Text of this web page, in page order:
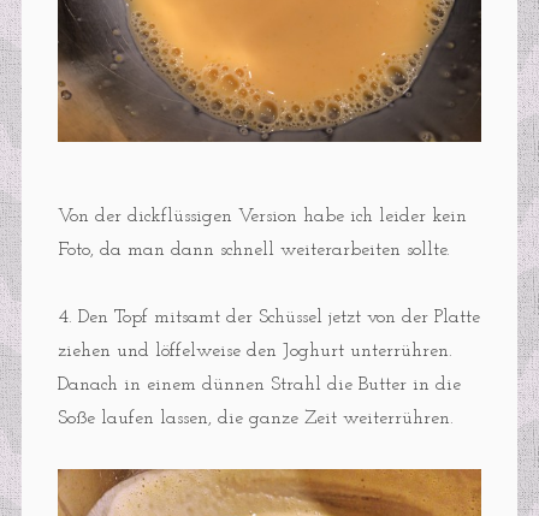
Von der dickflüssigen Version habe ich leider kein
Foto, da man dann schnell weiterarbeiten sollte.
4. Den Topf mitsamt der Schüssel jetzt von der Platte
ziehen und löffelweise den Joghurt unterrühren.
Danach in einem dünnen Strahl die Butter in die
Soße laufen lassen, die ganze Zeit weiterrühren.